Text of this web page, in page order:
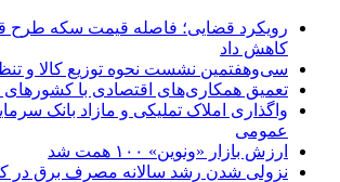
رویکرد قضایی؛ فاصله قیمت سکه طرح
کاهش داد
سی‌و‌هفتمین نشست نحوه توزیع کالا و
تعمیق همکاری‌های اقتصادی با کشورهای
واگذاری املاک تملیکی و مازاد بانک
عمومی
ارزش بازار «ونوین» ۱۰۰ همت شد
نزولی شدن رشد سالانه مصرف برق در